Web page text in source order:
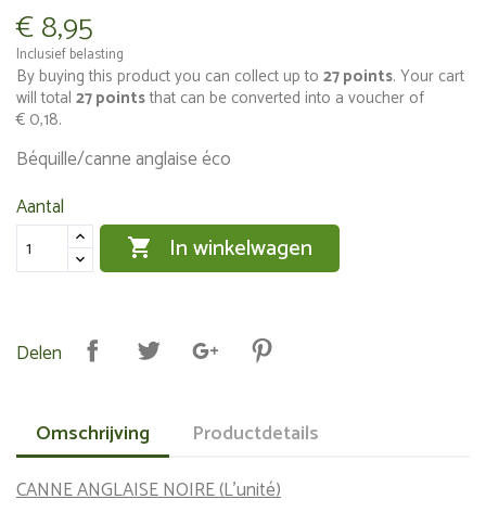
€ 8,95
Inclusief belasting
By buying this product you can collect up to 27points. Your cart
will total 27pointsthat can be converted into a voucher of
€ 0,18.
Béquille/canne anglaise éco
Aantal
 In winkelwagen
Delen
Omschrijving Productdetails
CANNE ANGLAISE NOIRE (L'unité)